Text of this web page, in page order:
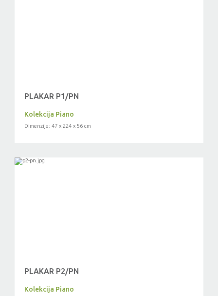
PLAKAR P1/PN
Kolekcija Piano
Dimenzije: 47 x 224 x 56 cm
PLAKAR P2/PN
Kolekcija Piano